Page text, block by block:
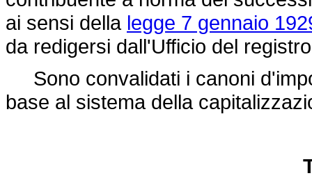
ai sensi della legge 7 gennaio
da redigersi dall'Ufficio del
Sono convalidati i canoni
base al sistema della